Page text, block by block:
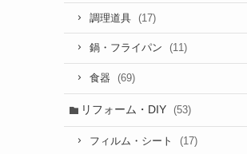
調理道具 (17)
鍋・フライパン (11)
食器 (69)
リフォーム・DIY (53)
フィルム・シート (17)